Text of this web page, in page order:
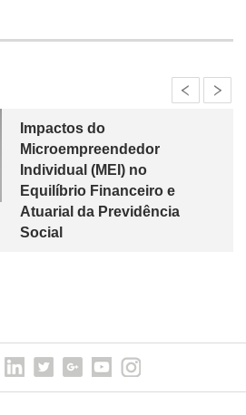
Impactos do
Microempreendedor
Individual (MEI) no
Equilíbrio Financeiro e
Atuarial da Previdência
Social